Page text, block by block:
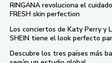
RINGANA revoluciona el
FRESH skin perfection
Los conciertos de Katy Perry y
SHEIN tiene el look perfecto
Descubre los tres países más